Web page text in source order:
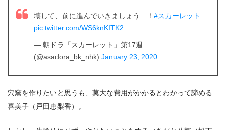
田恵梨香）の心を揺るがす事態が…
壊して、前に進んでいきましょう…！ #スカーレット
pic.twitter.com/WS6knKITK2
— 朝ドラ「スカーレット」第17週
(@asadora_bk_nhk) January 23, 2020
穴窯を作りたいと思うも、莫大な費用がかかるとわかって諦める
喜美子（戸田恵梨香）。